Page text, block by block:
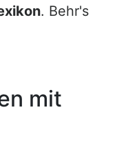
. Behr's
mit